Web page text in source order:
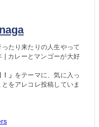
たり来たりの人生やって
| カレーとマンゴーが大好
」 をテーマに、気に入っ
をアレコレ投稿していま